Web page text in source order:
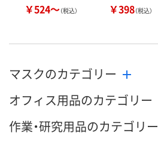
￥524～（税込） ￥398（税込）
マスクのカテゴリー
オフィス用品のカテゴリー
作業・研究用品のカテゴリー